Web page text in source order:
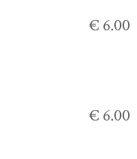
€ 6.00
€ 6.00